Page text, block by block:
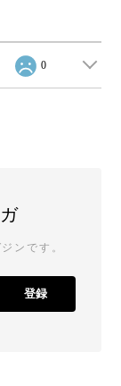
0
ンです。
登録